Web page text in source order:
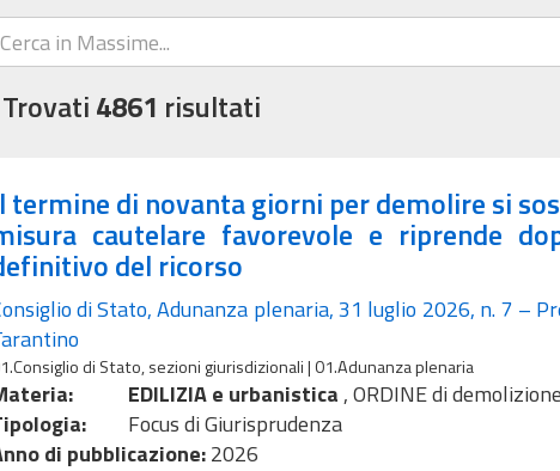
Trovati4861 risultati
termine di novanta giorni per demolire si
cautelare favorevole e riprende
del ricorso
di Stato, Adunanza plenaria, 31 luglio 2026, n. 7 –
di Stato, sezioni giurisdizionali | 01.Adunanza plenaria
EDILIZIA e urbanistica ,ORDINE di
Focus di Giurisprudenza
di pubblicazione:2026